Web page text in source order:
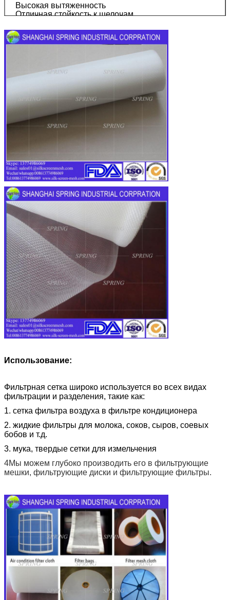
Высокая вытяженность
Отличная стойкость к щелочам
Гладкая нить, устойчивость к погружению, никакого
материала.
Устойчивые химические и физические свойства
Использование:
Фильтрная сетка широко используется во всех видах
фильтрации и разделения, такие как:
1. сетка фильтра воздуха в фильтре кондиционера
2. жидкие фильтры для молока, соков, сыров, соевых
бобов и т.д.
3. мука, твердые сетки для измельчения
4Мы можем глубоко производить его в фильтрующие
мешки, фильтрующие диски и фильтрующие фильтры.